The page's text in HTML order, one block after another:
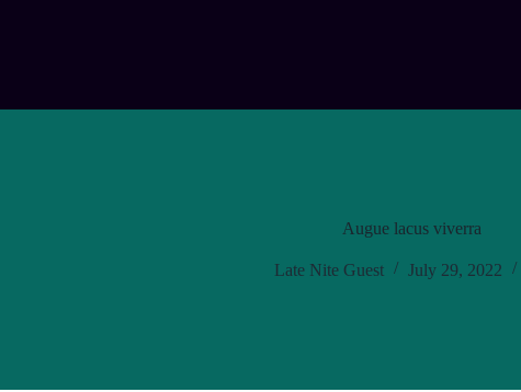
Augue lacus viverra
Late Nite Guest July 29, 2022